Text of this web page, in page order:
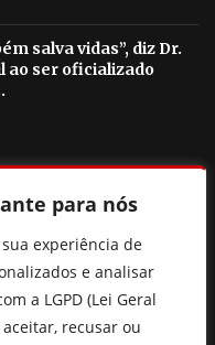
para nós
experiência de
e analisar
a LGPD (Lei Geral
recusar ou
salva vidas”, diz Dr.
ao ser oficializado
Entenda a nova lei
e áreas de risco no